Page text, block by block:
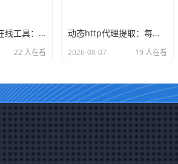
ip地址转换器在线工具：将域名转换为ip或ip查询详细地址
22 人在看
动态http代理提取：每次请求返回新ip的API接口调用示例
2026-08-07 19 人在看